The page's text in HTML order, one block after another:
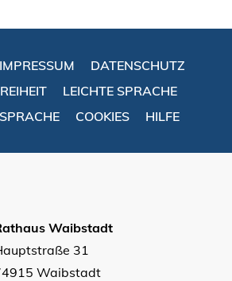
IMPRESSUM
DATENSCHUTZ
LEICHTE SPRACHE
COOKIES HILFE
Waibstadt
31
Waibstadt